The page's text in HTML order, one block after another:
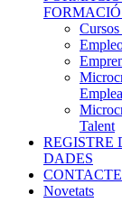
Talent
REGISTRE
DADES
CONTACTE
Novetats